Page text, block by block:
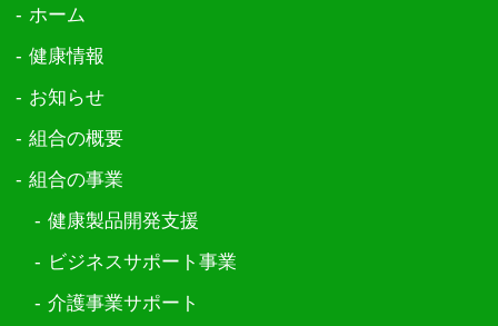
ホーム
健康情報
お知らせ
組合の概要
組合の事業
健康製品開発支援
ビジネスサポート事業
介護事業サポート